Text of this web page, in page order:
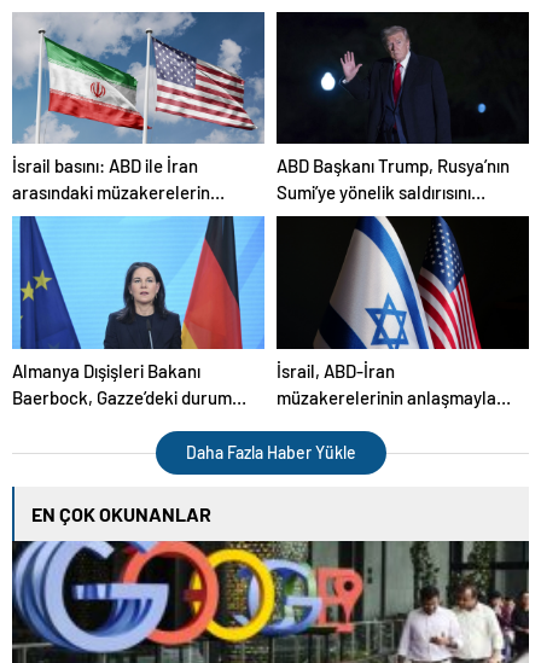
esirin tek seferde
salıverilmesini amaçladıklarını
savundu
İsrail basını: ABD ile İran
arasındaki müzakerelerin
ikinci turu cumartesi Roma’da
yapılacak
ABD Başkanı Trump, Rusya’nın
Sumi’ye yönelik saldırısını
“korkunç” olarak nitelendirdi
Almanya Dışişleri Bakanı
Baerbock, Gazze’deki durumu
İsrail, ABD-İran
müzakerelerinin anlaşmayla
endişe ediyor
Daha Fazla Haber Yükle
EN ÇOK OKUNANLAR